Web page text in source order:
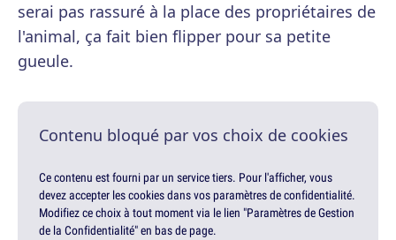
serai pas rassuré à la place des propriétaires de
l'animal, ça fait bien flipper pour sa petite
gueule.
Contenu bloqué par vos choix de cookies
Ce contenu est fourni par un service tiers. Pour l'afficher, vous
devez accepter les cookies dans vos paramètres de confidentialité.
Modifiez ce choix à tout moment via le lien "Paramètres de Gestion
de la Confidentialité" en bas de page.